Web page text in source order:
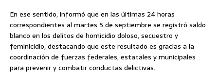
En ese sentido, informó que en las últimas 24 horas
correspondientes al martes 5 de septiembre se registró saldo
blanco en los delitos de homicidio doloso, secuestro y
feminicidio, destacando que este resultado es gracias a la
coordinación de fuerzas federales, estatales y municipales
para prevenir y combatir conductas delictivas.